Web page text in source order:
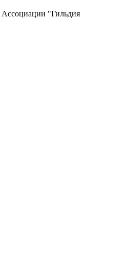
Ассоциации "Гильдия